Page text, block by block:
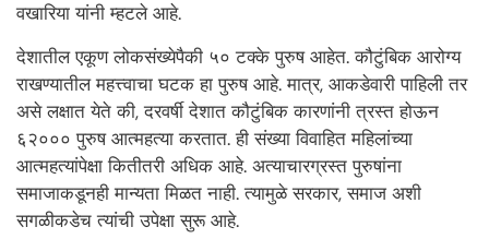
वखारिया यांनी म्हटले आहे.
देशातील एकूण लोकसंख्येपैकी ५० टक्के पुरुष आहेत. कौटुंबिक आरोग्य
राखण्यातील महत्त्वाचा घटक हा पुरुष आहे. मात्र, आकडेवारी पाहिली तर
असे लक्षात येते की, दरवर्षी देशात कौटुंबिक कारणांनी त्रस्त होऊन
६२००० पुरुष आत्महत्या करतात. ही संख्या विवाहित महिलांच्या
आत्महत्यांपेक्षा कितीतरी अधिक आहे. अत्याचारग्रस्त पुरुषांना
समाजाकडूनही मान्यता मिळत नाही. त्यामुळे सरकार, समाज अशी
सगळीकडेच त्यांची उपेक्षा सुरू आहे.